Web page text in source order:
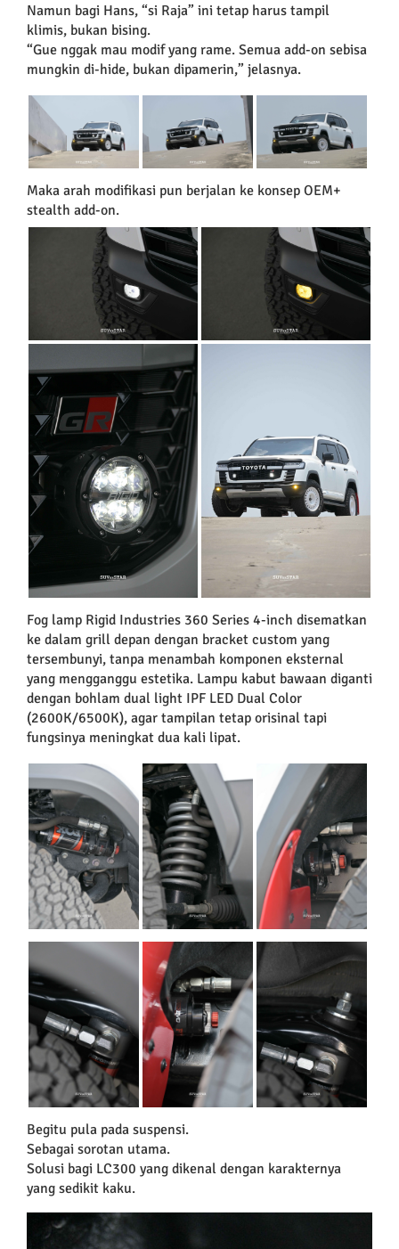
Namun bagi Hans, “si Raja” ini tetap harus tampil
klimis, bukan bising.
“Gue nggak mau modif yang rame. Semua add-on sebisa
mungkin di-hide, bukan dipamerin,” jelasnya.
Maka arah modifikasi pun berjalan ke konsep OEM+
stealth add-on.
Fog lamp Rigid Industries 360 Series 4-inch disematkan
ke dalam grill depan dengan bracket custom yang
tersembunyi, tanpa menambah komponen eksternal
yang mengganggu estetika. Lampu kabut bawaan diganti
dengan bohlam dual light IPF LED Dual Color
(2600K/6500K), agar tampilan tetap orisinal tapi
fungsinya meningkat dua kali lipat.
Begitu pula pada suspensi.
Sebagai sorotan utama.
Solusi bagi LC300 yang dikenal dengan karakternya
yang sedikit kaku.